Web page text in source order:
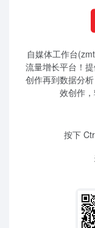
自媒体工作台
流量增长平台！
创作再到数据分
效创作
按下